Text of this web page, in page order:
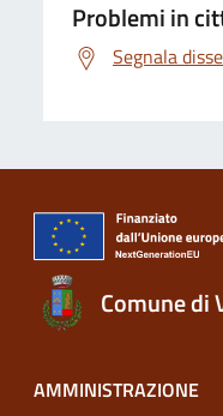
Problemi in
Segnala
Comune di
AMMINISTRAZIONE